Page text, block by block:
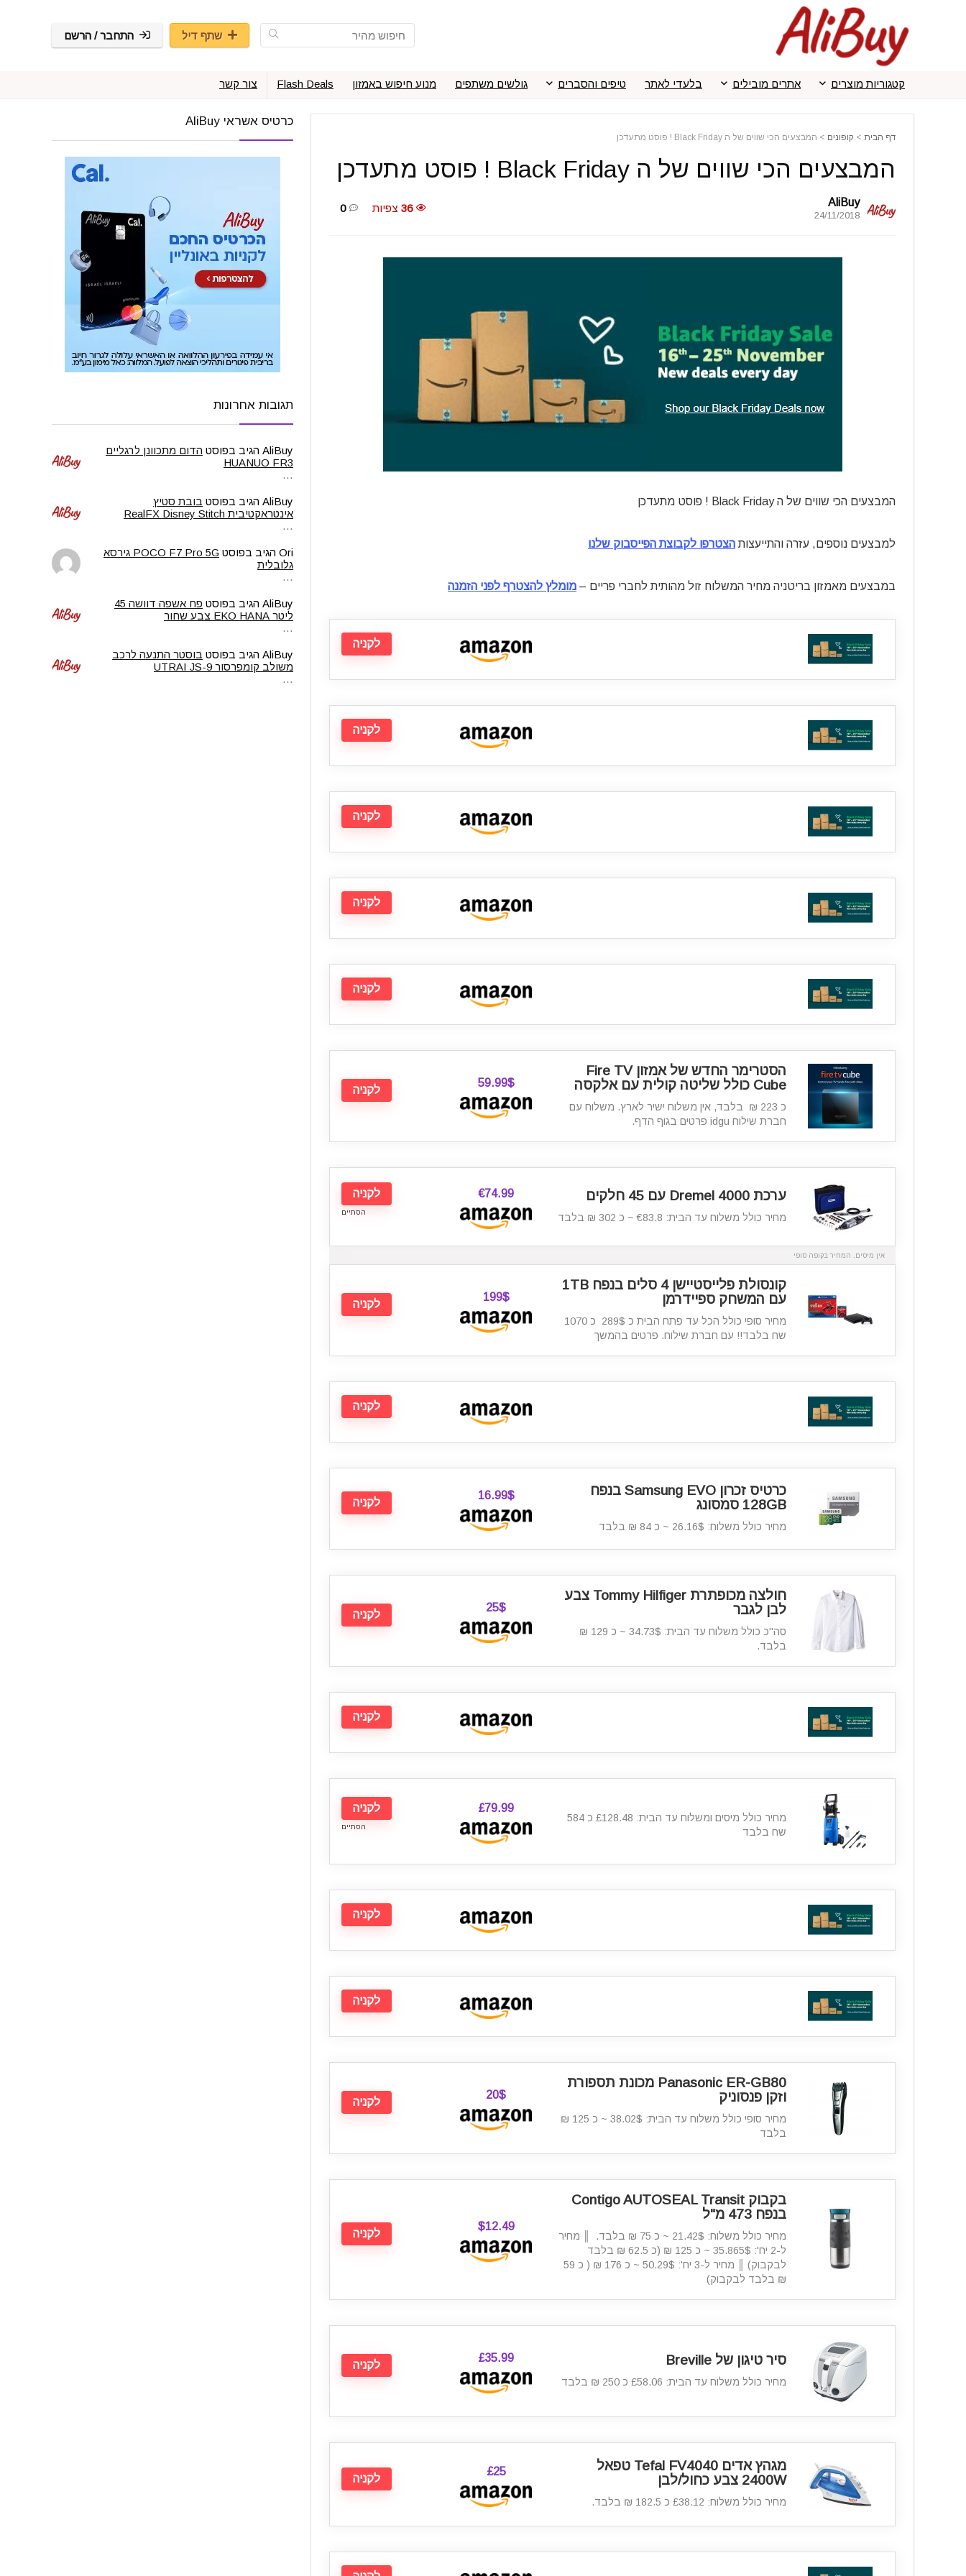
שתף דיל התחבר / הרשם
קטגוריות מוצרים אתרים מובילים בלעדי לאתר טיפים והסברים גולשים משתפים מנוע חיפוש באמזון Flash Deals צור קשר
דף הבית > קופונים > המבצעים הכי שווים של ה Black Friday ! פוסט מתעדכן
המבצעים הכי שווים של ה Black Friday ! פוסט מתעדכן
AliBuy
24/11/2018
36 צפיות 0
המבצעים הכי שווים של ה Black Friday ! פוסט מתעדכן
למבצעים נוספים, עזרה והתייעצות הצטרפו לקבוצת הפייסבוק שלנו
במבצעים מאמזון בריטניה מחיר המשלוח זול מהותית לחברי פריים – מומלץ להצטרף לפני הזמנה
לקניה
לקניה
לקניה
לקניה
לקניה
הסטרימר החדש של אמזון Fire TV
Cube כולל שליטה קולית עם אלקסה
כ 223 ₪ בלבד, אין משלוח ישיר לארץ. משלוח עם
חברת שילוח idgu פרטים בגוף הדף.
59.99$
לקניה
ערכת Dremel 4000 עם 45 חלקים
מחיר כולל משלוח עד הבית: €83.8 ~ כ 302 ₪ בלבד
€74.99 לקניה
הסתיים
אין מיסים. המחיר בקופה סופי
קונסולת פלייסטיישן 4 סלים בנפח 1TB
עם המשחק ספיידרמן
מחיר סופי כולל הכל עד פתח הבית כ 289$ כ 1070
שח בלבד!! עם חברת שילוח. פרטים בהמשך
199$
לקניה
לקניה
כרטיס זכרון Samsung EVO בנפח
128GB סמסונג
מחיר כולל משלוח: 26.16$ ~ כ 84 ₪ בלבד
16.99$
לקניה
חולצה מכופתרת Tommy Hilfiger צבע
לבן לגבר
סה"כ כולל משלוח עד הבית: 34.73$ ~ כ 129 ₪
בלבד.
25$
לקניה
לקניה
מחיר כולל מיסים ומשלוח עד הבית: £128.48 כ 584
שח בלבד
£79.99 לקניה
הסתיים
לקניה
לקניה
Panasonic ER-GB80 מכונת תספורת
וזקן פנסוניק
מחיר סופי כולל משלוח עד הבית: 38.02$ ~ כ 125 ₪
בלבד
20$
לקניה
בקבוק Contigo AUTOSEAL Transit
בנפח 473 מ"ל
מחיר כולל משלוח: 21.42$ ~ כ 75 ₪ בלבד. ║ מחיר
ל-2 יח': 35.865$ ~ כ 125 ₪ (כ 62.5 ₪ בלבד
לבקבוק) ║ מחיר ל-3 יח': 50.29$ ~ כ 176 ₪ ( כ 59
₪ בלבד לבקבוק)
$12.49
לקניה
סיר טיגון של Breville
מחיר כולל משלוח עד הבית: £58.06 כ 250 ₪ בלבד
£35.99
לקניה
מגהץ אדים Tefal FV4040 טפאל
2400W צבע כחול/לבן
מחיר כולל משלוח: £38.12 כ 182.5 ₪ בלבד.
£25
לקניה
כרטיס אשראי AliBuy
תגובות אחרונות
AliBuy הגיב בפוסט הדום מתכוונן לרגליים
HUANUO FR3
…
AliBuy הגיב בפוסט בובת סטיץ
אינטראקטיבית RealFX Disney Stitch
…
Ori הגיב בפוסט
POCO F7 Pro 5G גירסא
גלובלית
…
AliBuy הגיב בפוסט
פח אשפה דוושה 45
ליטר EKO HANA צבע שחור
…
AliBuy הגיב בפוסט בוסטר התנעה לרכב
משולב קומפרסור UTRAI JS-9
…